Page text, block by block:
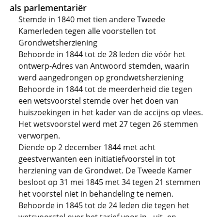
als parlementariër
Stemde in 1840 met tien andere Tweede
Kamerleden tegen alle voorstellen tot
Grondwetsherziening
Behoorde in 1844 tot de 28 leden die vóór het
ontwerp-Adres van Antwoord stemden, waarin
werd aangedrongen op grondwetsherziening
Behoorde in 1844 tot de meerderheid die tegen
een wetsvoorstel stemde over het doen van
huiszoekingen in het kader van de accijns op vlees.
Het wetsvoorstel werd met 27 tegen 26 stemmen
verworpen.
Diende op 2 december 1844 met acht
geestverwanten een initiatiefvoorstel in tot
herziening van de Grondwet. De Tweede Kamer
besloot op 31 mei 1845 met 34 tegen 21 stemmen
het voorstel niet in behandeling te nemen.
Behoorde in 1845 tot de 24 leden die tegen het